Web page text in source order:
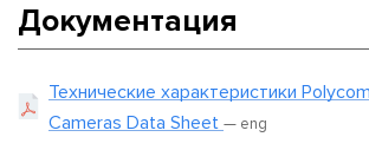
Документация
Технические характеристики
Cameras Data Sheet — eng